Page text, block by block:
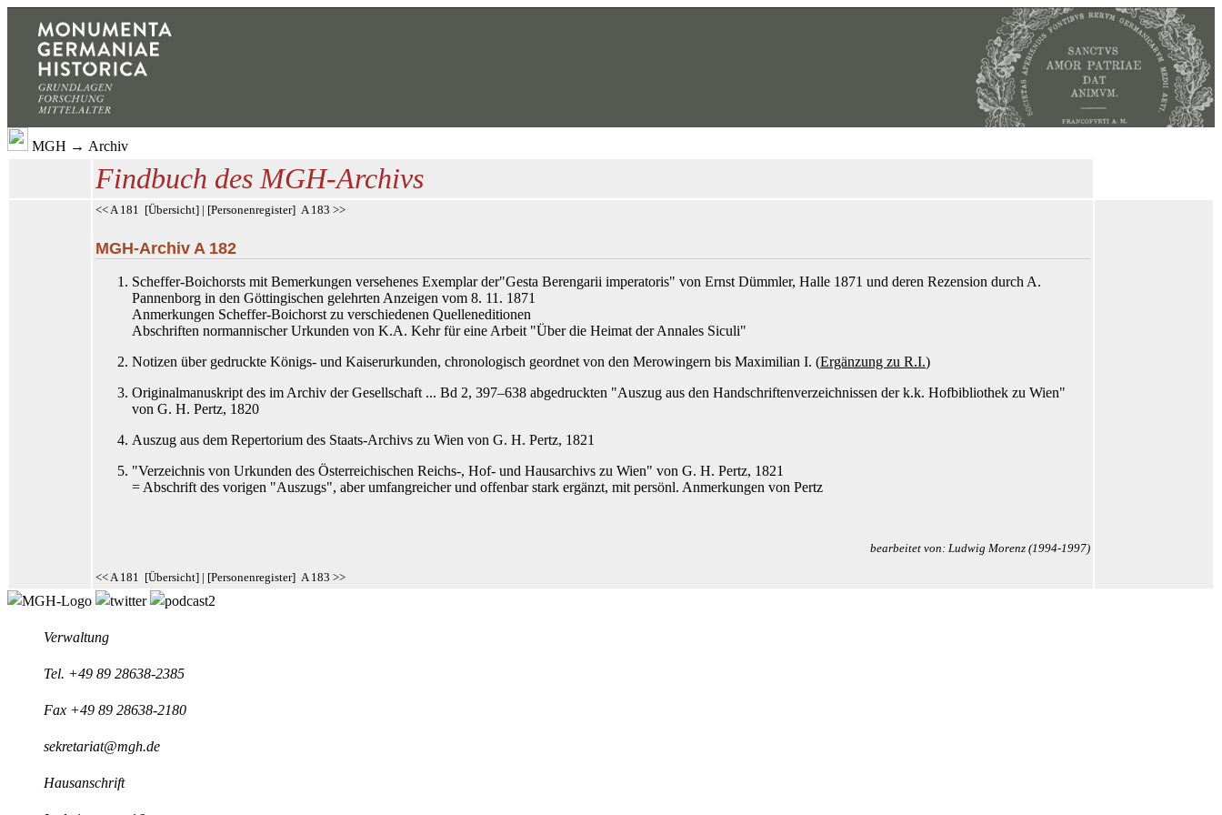
MGH → Archiv
Findbuch des MGH-Archivs
<< A 181 [Übersicht] | [Personenregister] A 183 >>
MGH-Archiv A 182
Scheffer-Boichorsts mit Bemerkungen versehenes Exemplar der"Gesta Berengarii imperatoris" von Ernst Dümmler, Halle 1871 und deren Rezension durch A.
Pannenborg in den Göttingischen gelehrten Anzeigen vom 8. 11. 1871
Anmerkungen Scheffer-Boichorst zu verschiedenen Quelleneditionen
Abschriften normannischer Urkunden von K.A. Kehrfür eine Arbeit "Über die Heimat der Annales Siculi"
Notizen über gedruckte Königs- und Kaiserurkunden, chronologisch geordnet von den Merowingern bis Maximilian I. (Ergänzung zu R.I.)
Originalmanuskript des im Archiv der Gesellschaft ... Bd 2, 397–638 abgedruckten "Auszug aus den Handschriftenverzeichnissen der k.k. Hofbibliothek zu Wien"
von G. H. Pertz, 1820
Auszug aus dem Repertorium des Staats-Archivs zu Wien von G. H. Pertz, 1821
"Verzeichnis von Urkunden des Österreichischen Reichs-, Hof- und Hausarchivs zu Wien" von G. H. Pertz, 1821
= Abschrift des vorigen "Auszugs", aber umfangreicher und offenbar stark ergänzt, mit persönl. Anmerkungen von Pertz
bearbeitet von: Ludwig Morenz (1994-1997)
<< A 181 [Übersicht] | [Personenregister] A 183 >>
Verwaltung
Tel. +49 89 28638-2385
Fax +49 89 28638-2180
sekretariat@mgh.de
Hausanschrift